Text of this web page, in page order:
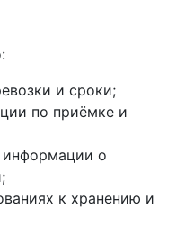
и сроки;
по приёмке и
информации о
к хранению и